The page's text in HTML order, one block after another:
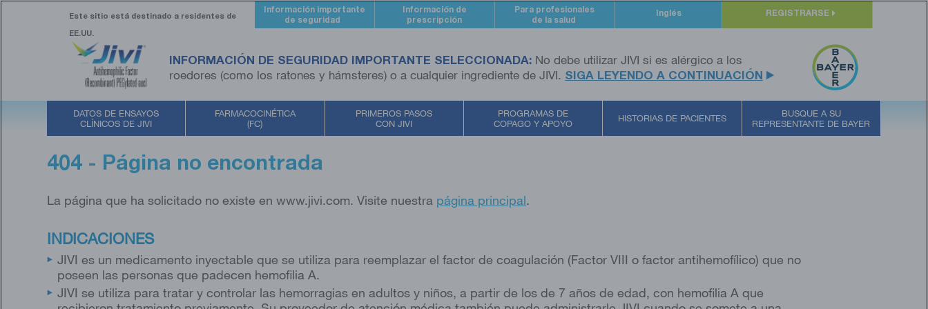
Skip
Este sitio está destinado​ a residentes de
EE.UU.
Información importante
de seguridad
Información de
prescripción
Para profesionales
de la salud
Inglés REGISTRARSE
INFORMACIÓN DE SEGURIDAD IMPORTANTE SELECCIONADA: No debe utilizar JIVI si es alérgico a los
roedores (como los ratones y hámsteres) o a cualquier ingrediente de JIVI. SIGA LEYENDO A CONTINUACIÓN
DATOS DE ENSAYOS
CLÍNICOS DE JIVI
FARMACOCINÉTICA
(FC)
PRIMEROS PASOS
CON JIVI
PROGRAMAS DE
COPAGO Y APOYO
HISTORIAS DE PACIENTES
BUSQUE A SU
REPRESENTANTE DE BAYER
404 - Página no encontrada
La página que ha solicitado no existe en www.jivi.com. Visite nuestra página principal.
INDICACIONES
JIVI es un medicamento inyectable que se utiliza para reemplazar el factor de coagulación (Factor VIII o factor antihemofílico) que no
poseen las personas que padecen hemofilia A.
JIVI se utiliza para tratar y controlar las hemorragias en adultos y niños, a partir de los de 7 años de edad, con hemofilia A que